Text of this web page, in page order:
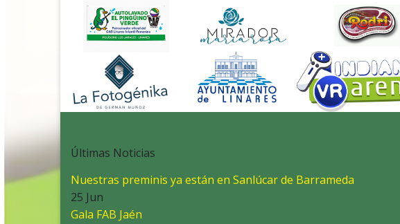
Últimas Noticias
Nuestras preminis ya están en Sanlúcar de Barrameda
25 Jun
Gala FAB Jaén